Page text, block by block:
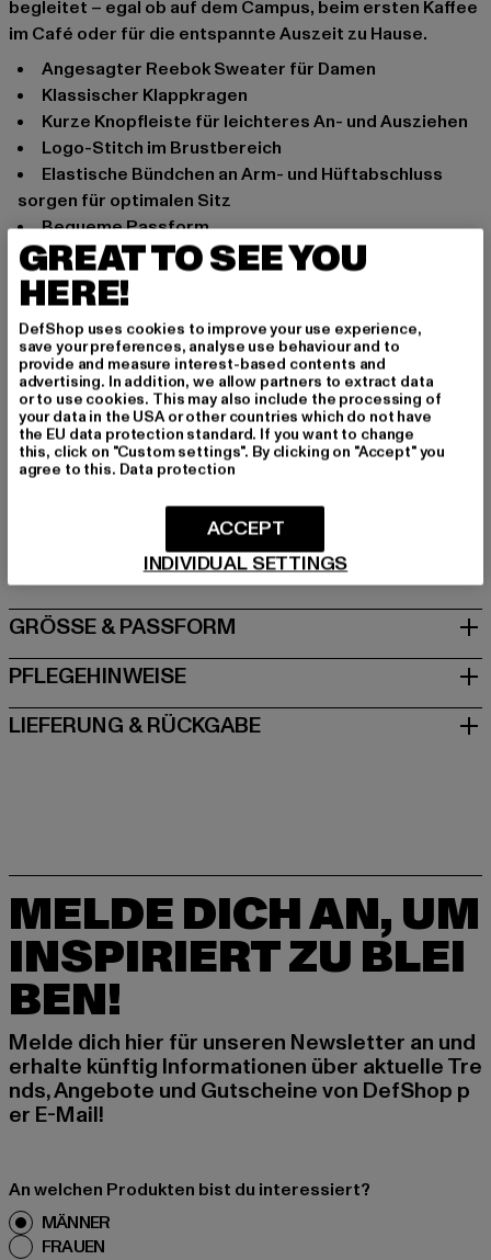
begleitet – egal ob auf dem Campus, beim ersten Kaffee
im Café oder für die entspannte Auszeit zu Hause.
Angesagter Reebok Sweater für Damen
Klassischer Klappkragen
Kurze Knopfleiste für leichteres An- und Ausziehen
Logo-Stitch im Brustbereich
Elastische Bündchen an Arm- und Hüftabschluss
sorgen für optimalen Sitz
Bequeme Passform
Anlass: Alltag, Bequem, Freizeit, Lässig, Basic
Ausschnitt: Klappkragen
Marke: Reebok
Kat.: Sweaters
Farbe: weiß
Hersteller Farbe: cloud white melange
Materialzusammensetzung: 100% Baumwolle
Art.Nr: HH9737-05035
nggbeta@cert.studiopirola.com
Via Filippo Turati 12 | 20121 Milano | IT
GRÖSSE & PASSFORM
PFLEGEHINWEISE
LIEFERUNG & RÜCKGABE
MELDE DICH AN, UM
INSPIRIERT ZU BLEI
BEN!
Melde dich hier für unseren Newsletter an und
erhalte künftig Informationen über aktuelle Tre
nds, Angebote und Gutscheine von DefShop p
er E-Mail!
An welchen Produkten bist du interessiert?
MÄNNER
FRAUEN
GREAT TO SEE YOU
HERE!
DefShop uses cookies to improve your use experience,
save your preferences, analyse use behaviour and to
provide and measure interest-based contents and
advertising. In addition, we allow partners to extract data
or to use cookies. This may also include the processing of
your data in the USA or other countries which do not have
the EU data protection standard. If you want to change
this, click on "Custom settings". By clicking on "Accept" you
agree to this. Data protection
INDIVIDUAL SETTINGS
ACCEPT